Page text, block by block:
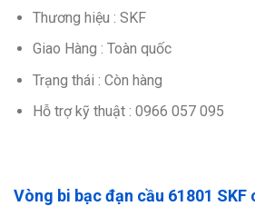
Thương hiệu : SKF
Giao Hàng : Toàn quốc
Trạng thái : Còn hàng
Hỗ trợ kỹ thuật : 0966 057 095
Vòng bi bạc đạn cầu 61801 SKF